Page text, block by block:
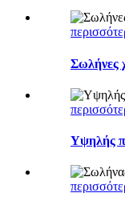
Σωλήνες
Υψηλής